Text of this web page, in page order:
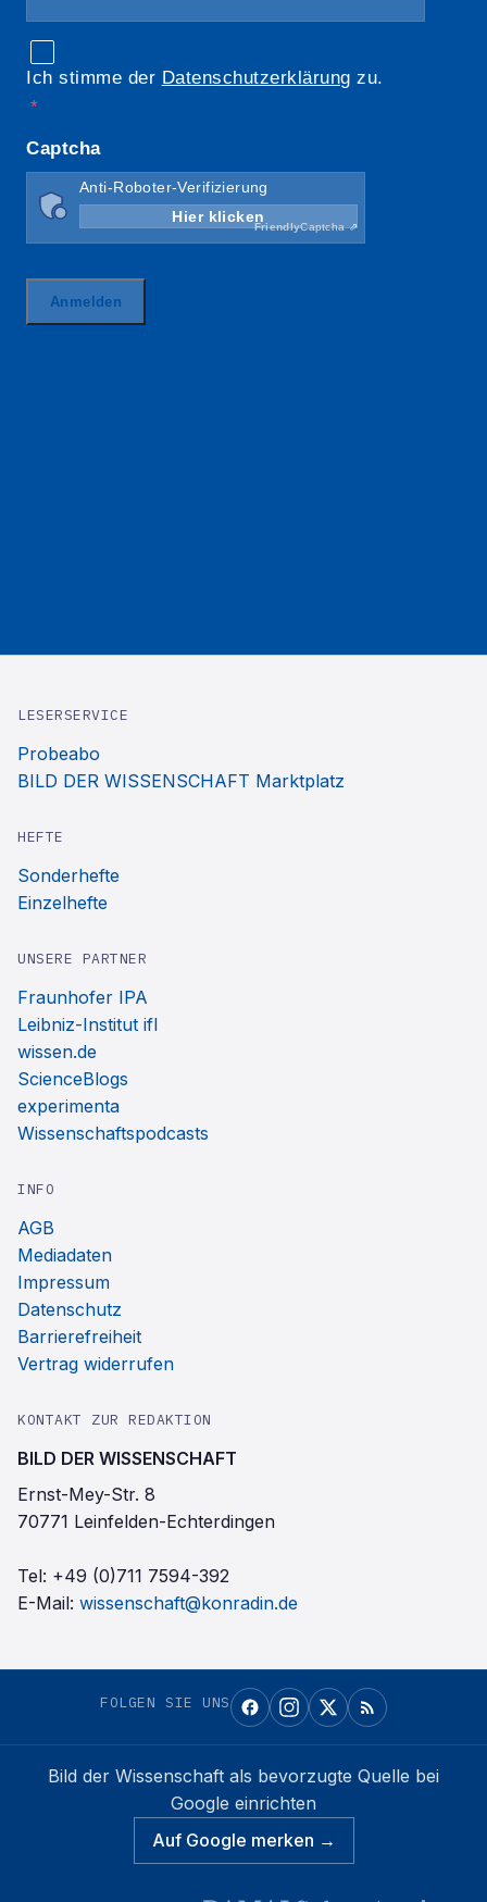
LESERSERVICE
Probeabo
BILD DER WISSENSCHAFT Marktplatz
HEFTE
Sonderhefte
Einzelhefte
UNSERE PARTNER
Fraunhofer IPA
Leibniz-Institut ifl
wissen.de
ScienceBlogs
experimenta
Wissenschaftspodcasts
INFO
AGB
Mediadaten
Impressum
Datenschutz
Barrierefreiheit
Vertrag widerrufen
KONTAKT ZUR REDAKTION
BILD DER WISSENSCHAFT
Ernst-Mey-Str. 8
70771 Leinfelden-Echterdingen
Tel: +49 (0)711 7594-392
E-Mail: wissenschaft@konradin.de
FOLGEN SIE UNS
Bild der Wissenschaft als bevorzugte Quelle bei
Google einrichten
Auf Google merken →